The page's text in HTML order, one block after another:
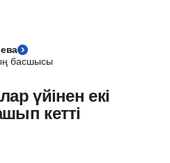
басшысы
үйінен екі
кетті